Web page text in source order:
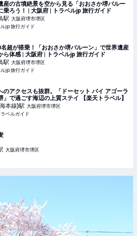
産の古墳絶景を空から見る「おおさか堺バルー
乗ろう！ | 大阪府 | トラベルjp 旅行ガイド
駅 大阪府堺市堺区
ルjp 旅行ガイド
超が搭乗！「おおさか堺バルーン」で世界遺産
ら体感 | 大阪府 | トラベルjp 旅行ガイド
駅 大阪府堺市堺区
ルjp 旅行ガイド
のアクセスも抜群。「ドーセット バイ アゴーラ
」で過ごす海辺の上質ステイ 【楽天トラベル】
本線)駅 大阪府堺市堺区
ベルガイド
大阪府堺市堺区